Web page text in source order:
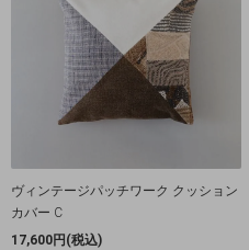
ヴィンテージパッチワーク クッション
カバー C
17,600円(税込)